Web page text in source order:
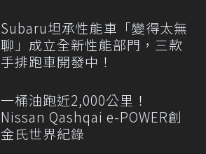
Subaru坦承性能車「變得太無
聊」成立全新性能部門，三款
手排跑車開發中！
一桶油跑近2,000公里！
Nissan Qashqai e-POWER創
金氏世界紀錄